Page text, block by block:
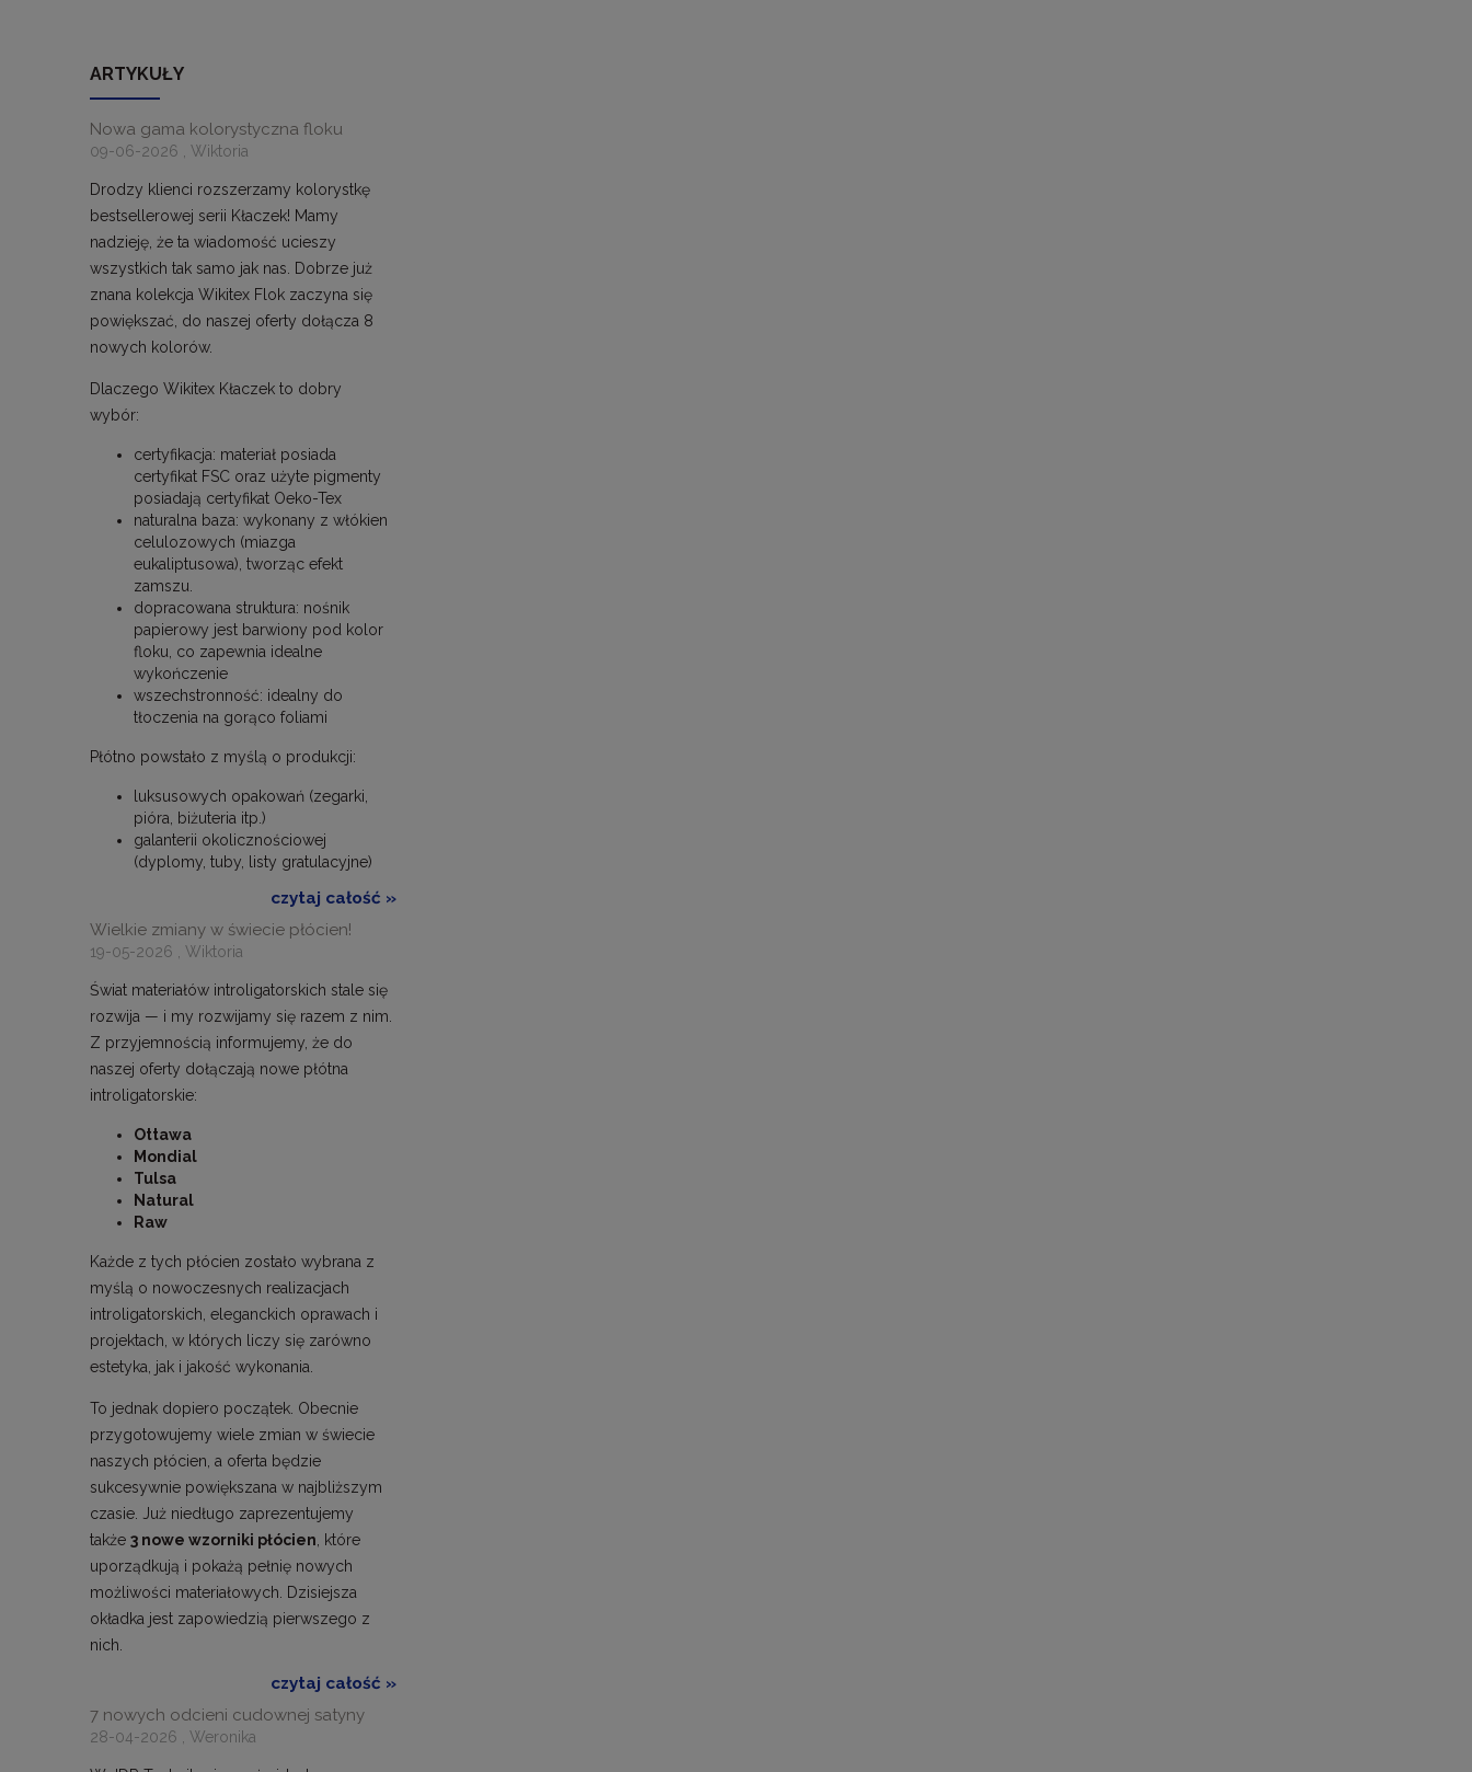
ARTYKUŁY
Nowa gama kolorystyczna floku
09-06-2026 , Wiktoria
Drodzy klienci rozszerzamy kolorystkę
bestsellerowej serii Kłaczek! Mamy
nadzieję, że ta wiadomość ucieszy
wszystkich tak samo jak nas. Dobrze już
znana kolekcja Wikitex Flok zaczyna się
powiększać, do naszej oferty dołącza 8
nowych kolorów.
Dlaczego Wikitex Kłaczek to dobry
wybór:
certyfikacja: materiał posiada
certyfikat FSC oraz użyte pigmenty
posiadają certyfikat Oeko-Tex
naturalna baza: wykonany z włókien
celulozowych (miazga
eukaliptusowa), tworząc efekt
zamszu.
dopracowana struktura: nośnik
papierowy jest barwiony pod kolor
floku, co zapewnia idealne
wykończenie
wszechstronność: idealny do
tłoczenia na gorąco foliami
Płótno powstało z myślą o produkcji:
luksusowych opakowań (zegarki,
pióra, biżuteria itp.)
galanterii okolicznościowej
(dyplomy, tuby, listy gratulacyjne)
czytaj całość »
Wielkie zmiany w świecie płócien!
19-05-2026 , Wiktoria
Świat materiałów introligatorskich stale się
rozwija — i my rozwijamy się razem z nim.
Z przyjemnością informujemy, że do
naszej oferty dołączają nowe płótna
introligatorskie:
Ottawa
Mondial
Tulsa
Natural
Raw
Każde z tych płócien zostało wybrana z
myślą o nowoczesnych realizacjach
introligatorskich, eleganckich oprawach i
projektach, w których liczy się zarówno
estetyka, jak i jakość wykonania.
To jednak dopiero początek. Obecnie
przygotowujemy wiele zmian w świecie
naszych płócien, a oferta będzie
sukcesywnie powiększana w najbliższym
czasie. Już niedługo zaprezentujemy
także 3 nowe wzorniki płócien , które
uporządkują i pokażą pełnię nowych
możliwości materiałowych. Dzisiejsza
okładka jest zapowiedzią pierwszego z
nich.
czytaj całość »
7 nowych odcieni cudownej satyny
28-04-2026 , Weronika